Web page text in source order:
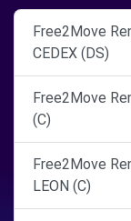
Free2Move
CEDEX (DS)
Free2Move
(C)
Free2Move
LEON (C)